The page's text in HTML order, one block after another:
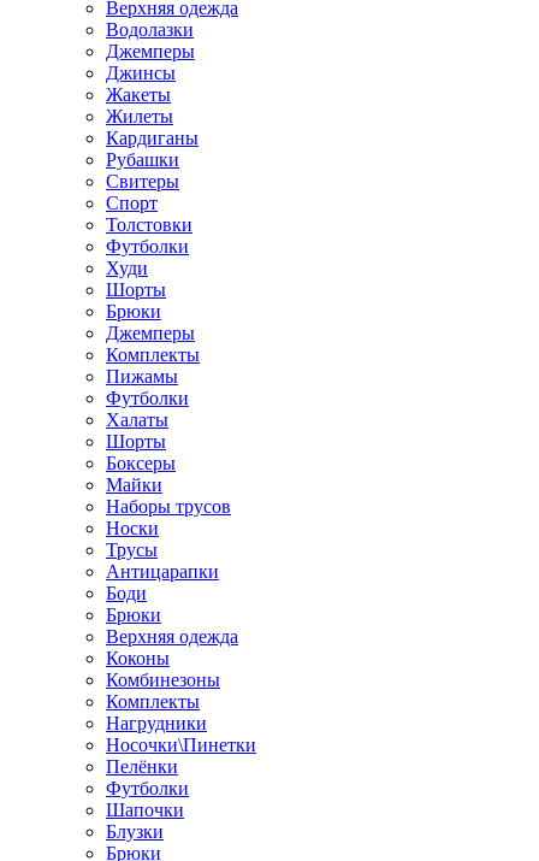
Верхняя одежда
Водолазки
Джемперы
Джинсы
Жакеты
Жилеты
Кардиганы
Рубашки
Свитеры
Спорт
Толстовки
Футболки
Худи
Шорты
Брюки
Джемперы
Комплекты
Пижамы
Футболки
Халаты
Шорты
Боксеры
Майки
Наборы трусов
Носки
Трусы
Антицарапки
Боди
Брюки
Верхняя одежда
Коконы
Комбинезоны
Комплекты
Нагрудники
Носочки\Пинетки
Пелёнки
Футболки
Шапочки
Блузки
Брюки